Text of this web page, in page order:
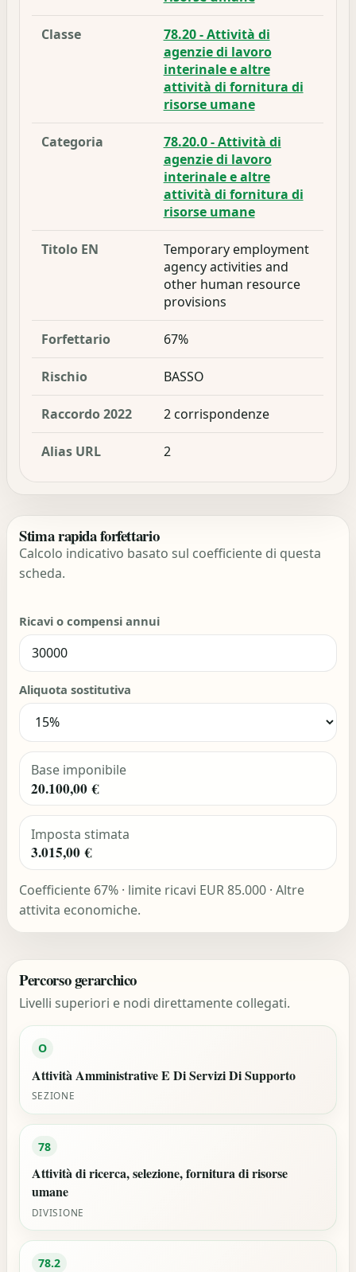
Classe
78.20 - Attività di
agenzie di lavoro
interinale e altre
attività di fornitura di
risorse umane
Categoria
78.20.0 - Attività di
agenzie di lavoro
interinale e altre
attività di fornitura di
risorse umane
Titolo EN
Temporary employment
agency activities and
other human resource
provisions
Forfettario 67%
Rischio BASSO
Raccordo 2022 2 corrispondenze
Alias URL 2
Stima rapida forfettario
Calcolo indicativo basato sul coefficiente di questa
scheda.
Ricavi o compensi annui
Aliquota sostitutiva
Base imponibile
20.100,00 €
Imposta stimata
3.015,00 €
Coefficiente 67% · limite ricavi EUR 85.000 · Altre
attivita economiche.
Percorso gerarchico
Livelli superiori e nodi direttamente collegati.
O
Attività Amministrative E Di Servizi Di Supporto
SEZIONE
78
Attività di ricerca, selezione, fornitura di risorse
umane
DIVISIONE
78.2